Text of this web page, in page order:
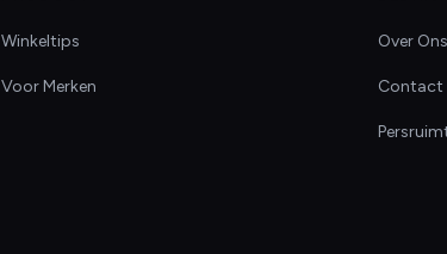
Winkeltips
Voor Merken
Over Ons
Contact